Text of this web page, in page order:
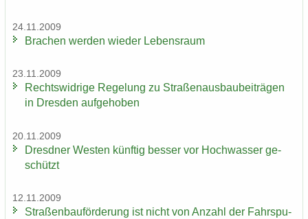
24.11.2009
Bra­chen wer­den wie­der Le­bens­raum
23.11.2009
Rechts­wid­ri­ge Re­ge­lung zu Stra­ßen­aus­bau­bei­trä­gen
in Dres­den auf­ge­ho­ben
20.11.2009
Dresd­ner Wes­ten künf­tig bes­ser vor Hoch­was­ser ge­
schützt
12.11.2009
Stra­ßen­bau­för­de­rung ist nicht von An­zahl der Fahr­spu­